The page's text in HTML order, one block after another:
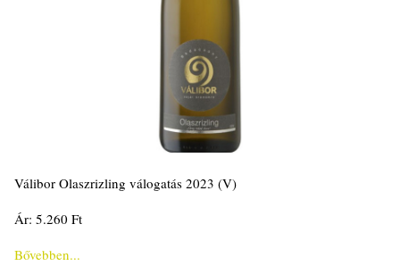
Válibor Olaszrizling válogatás 2023 (V)
Ár: 5.260 Ft
Bővebben...